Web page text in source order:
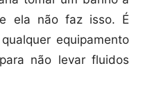
ela não faz isso. É
equipamento
não levar fluidos